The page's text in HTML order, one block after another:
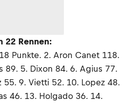
22 Rennen:
Punkte. 2. Aron Canet 118.
89. 5. Dixon 84. 6. Agius 77.
55. 9. Vietti 52. 10. Lopez 48.
46. 13. Holgado 36. 14.